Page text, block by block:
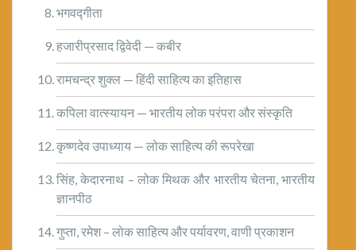
भगवद्गीता
हजारीप्रसाद द्विवेदी — कबीर
रामचन्द्र शुक्ल — हिंदी साहित्य का इतिहास
कपिला वात्स्यायन — भारतीय लोक परंपरा और संस्कृति
कृष्णदेव उपाध्याय — लोक साहित्य की रूपरेखा
सिंह, केदारनाथ – लोक मिथक और भारतीय चेतना, भारतीय
ज्ञानपीठ
गुप्ता, रमेश – लोक साहित्य और पर्यावरण, वाणी प्रकाशन